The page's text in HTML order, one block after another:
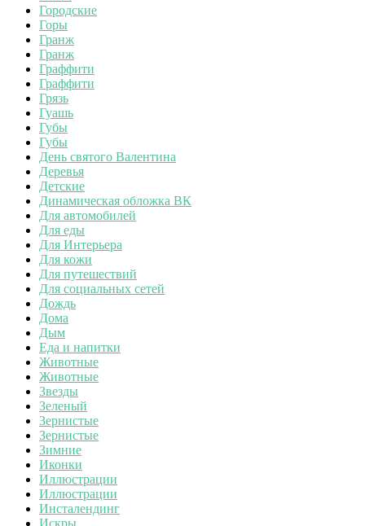
Городские
Горы
Гранж
Гранж
Граффити
Граффити
Грязь
Гуашь
Губы
Губы
День святого Валентина
Деревья
Детские
Динамическая обложка ВК
Для автомобилей
Для еды
Для Интерьера
Для кожи
Для путешествий
Для социальных сетей
Дождь
Дома
Дым
Еда и напитки
Животные
Животные
Звезды
Зеленый
Зернистые
Зернистые
Зимние
Иконки
Иллюстрации
Иллюстрации
Инсталендинг
Искры